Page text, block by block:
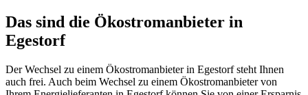
Das sind die Ökostromanbieter in
Egestorf
Der Wechsel zu einem Ökostromanbieter in Egestorf steht Ihnen
auch frei. Auch beim Wechsel zu einem Ökostromanbieter von